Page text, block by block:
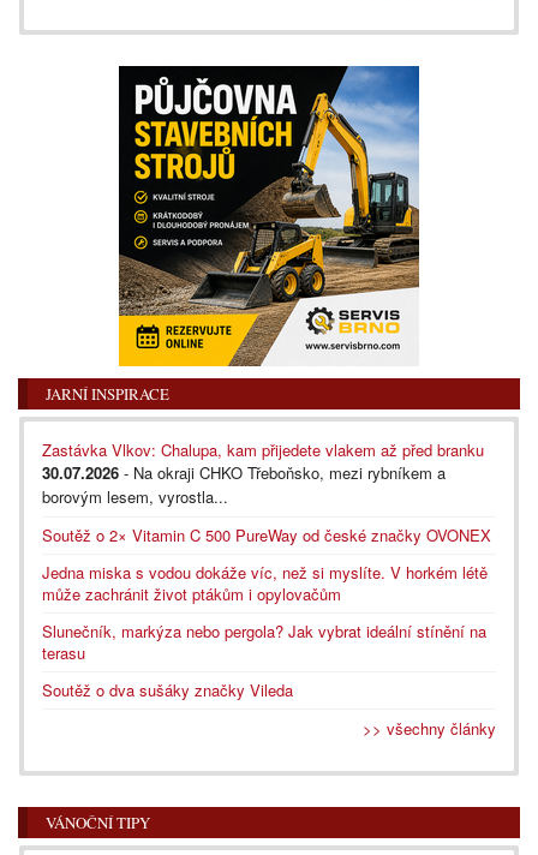
JARNÍ INSPIRACE
Zastávka Vlkov: Chalupa, kam přijedete vlakem až před branku
30.07.2026 - Na okraji CHKO Třeboňsko, mezi rybníkem a
borovým lesem, vyrostla...
Soutěž o 2× Vitamin C 500 PureWay od české značky OVONEX
Jedna miska s vodou dokáže víc, než si myslíte. V horkém létě
může zachránit život ptákům i opylovačům
Slunečník, markýza nebo pergola? Jak vybrat ideální stínění na
terasu
Soutěž o dva sušáky značky Vileda
>> všechny články
VÁNOČNÍ TIPY